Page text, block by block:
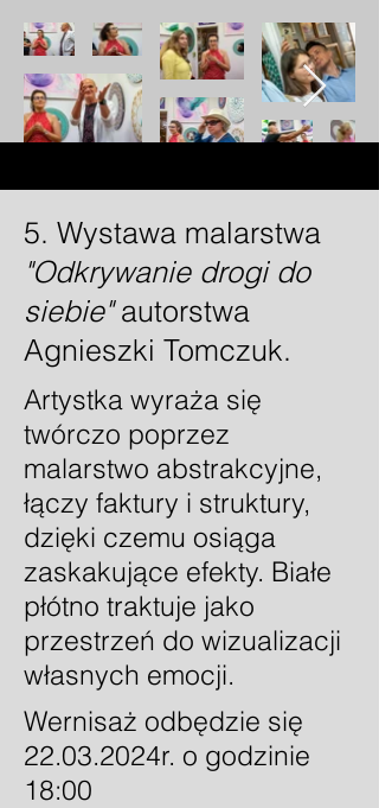
5. Wystawa malarstwa
"Odkrywanie drogi do
siebie"autorstwa
Agnieszki Tomczuk.
Artystka wyraża się
twórczo poprzez
malarstwo abstrakcyjne,
łączy faktury i struktury,
dzięki czemu osiąga
zaskakujące efekty. Białe
płótno traktuje jako
przestrzeń do wizualizacji
własnych emocji.
Wernisaż odbędzie się
22.03.2024r. o godzinie
18:00